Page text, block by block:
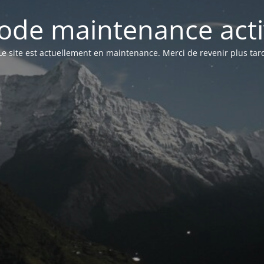
maintenance
site est actuellement en maintenance. Merci de revenir plus